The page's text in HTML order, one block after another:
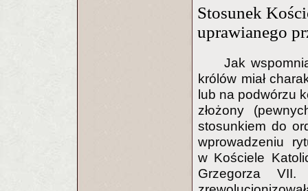
Stosunek
uprawianego
Jak
królów miał
lub na podwórzu
złożony
stosunkiem do
wprowadzeniu
w Kościele
Grzegorza